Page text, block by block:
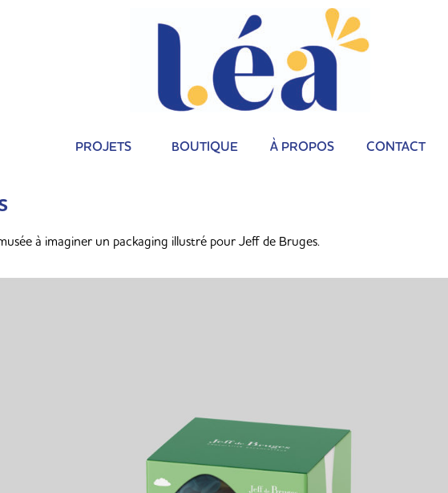
PROJETS BOUTIQUE À PROPOS CONTACT
à imaginer un packaging illustré pour Jeff de Bruges.